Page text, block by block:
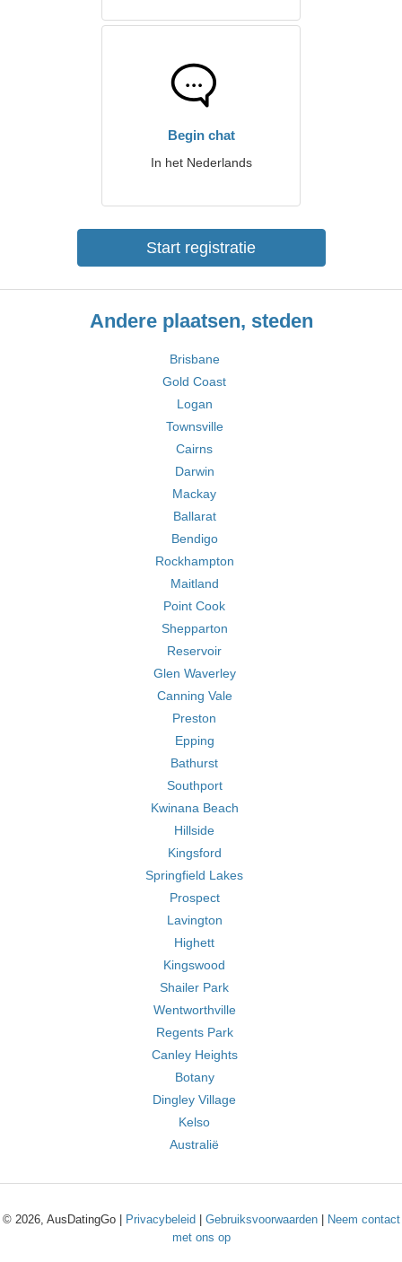
Begin chat
In het Nederlands
Start registratie
Andere plaatsen, steden
Brisbane
Gold Coast
Logan
Townsville
Cairns
Darwin
Mackay
Ballarat
Bendigo
Rockhampton
Maitland
Point Cook
Shepparton
Reservoir
Glen Waverley
Canning Vale
Preston
Epping
Bathurst
Southport
Kwinana Beach
Hillside
Kingsford
Springfield Lakes
Prospect
Lavington
Highett
Kingswood
Shailer Park
Wentworthville
Regents Park
Canley Heights
Botany
Dingley Village
Kelso
Australië
© 2026, AusDatingGo | Privacybeleid Gebruiksvoorwaarden|
Neem contact
met ons op